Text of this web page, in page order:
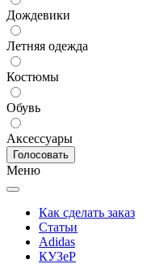
Дождевики
Летняя одежда
Костюмы
Обувь
Аксессуары
Меню
Как сделать заказ
Статьи
Adidas
КУЗеР